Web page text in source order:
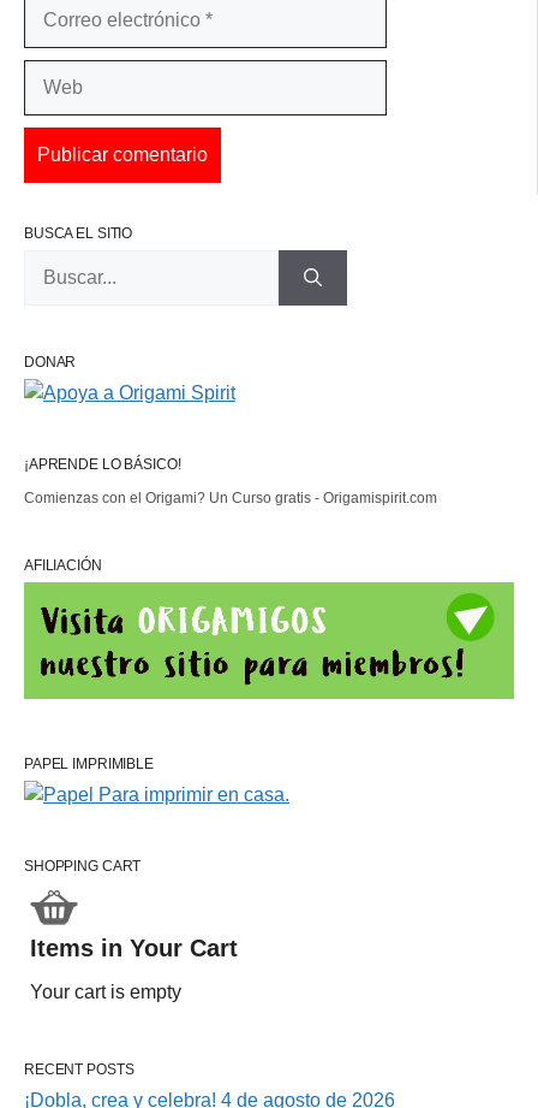
BUSCA EL SITIO
DONAR
¡APRENDE LO BÁSICO!
Comienzas con el Origami? Un Curso gratis - Origamispirit.com
AFILIACIÓN
PAPEL IMPRIMIBLE
SHOPPING CART
Items in Your Cart
Your cart is empty
RECENT POSTS
¡Dobla, crea y celebra! 4 de agosto de 2026